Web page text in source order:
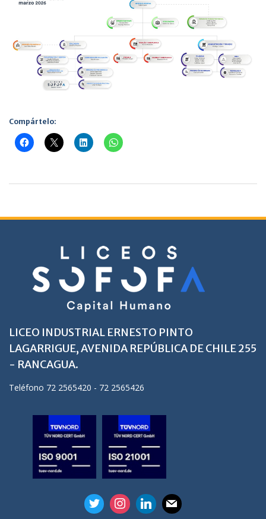
Compártelo:
LICEO INDUSTRIAL ERNESTO PINTO
LAGARRIGUE, AVENIDA REPÚBLICA DE CHILE 255
- RANCAGUA.
Teléfono 72 2565420 - 72 2565426